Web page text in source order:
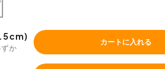
か
カートに入れる